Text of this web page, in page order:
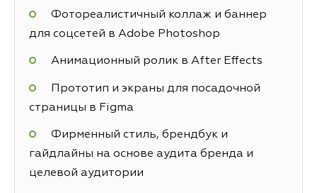
Фотореалистичный коллаж и баннер
для соцсетей в Adobe Photoshop
Анимационный ролик в After Effects
Прототип и экраны для посадочной
страницы в Figma
Фирменный стиль, брендбук и
гайдлайны на основе аудита бренда и
целевой аудитории